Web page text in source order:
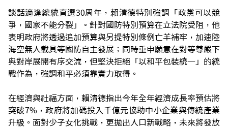
談話適逢總統直選30周年，賴清德特別強調「政黨可以競
爭，國家不能分裂」。針對國防特別預算在立法院受阻，他
表明政府將透過追加預算與另提特別條例亡羊補牢，加速陸
海空無人載具等國防自主發展；同時重申願意在對等尊嚴下
與對岸展開有序交流，但堅決拒絕「以和平包裝統一」的統
戰作為，強調和平必須靠實力取得。
在經濟與社福方面，賴清德指出今年全年經濟成長率預估將
突破7%，政府將加碼投入千億元協助中小企業與傳統產業
升級。面對少子女化挑戰，更拋出人口新戰略，未來將發放